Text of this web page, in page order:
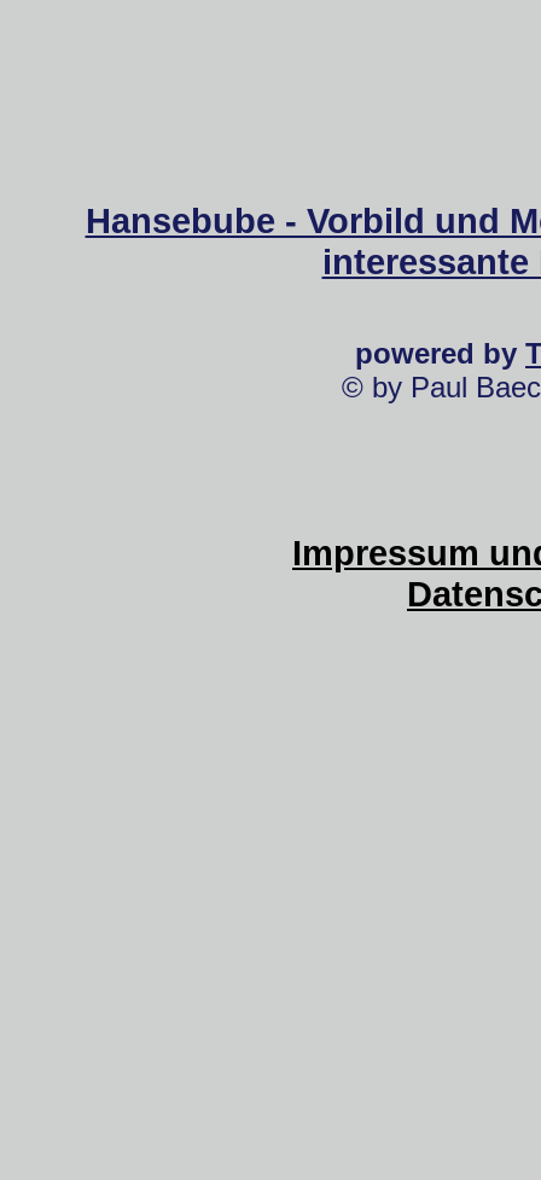
Hansebube - Vorbild und
powered by
© by Paul
Impressum